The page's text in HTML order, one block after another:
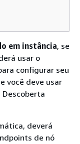
em instância, se
usar o
configurar seu
você deve usar
deverá
de nó